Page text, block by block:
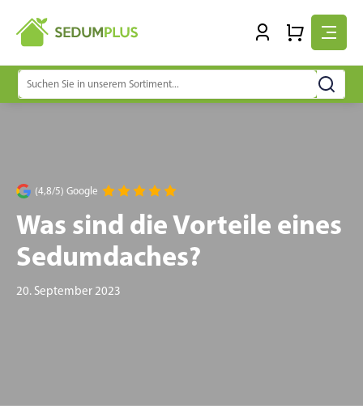
Suchen
nach:
(4,8/5) Google
Was sind die Vorteile eines
Sedumdaches?
20. September 2023